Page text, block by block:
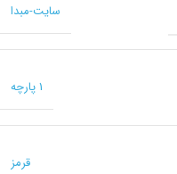
سایت-مبدا
1 پارچه
قرمز